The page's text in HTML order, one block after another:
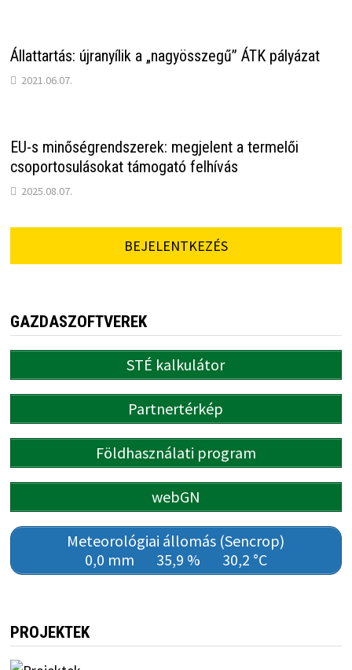
Állattartás: újranyílik a „nagyösszegű” ÁTK pályázat
2021.06.07.
EU-s minőségrendszerek: megjelent a termelői
csoportosulásokat támogató felhívás
2025.08.07.
BEJELENTKEZÉS
GAZDASZOFTVEREK
STÉ kalkulátor
Partnertérkép
Földhasználati program
webGN
Meteorológiai állomás (Sencrop)
0,0 mm
35,9 % 30,2 °C
PROJEKTEK